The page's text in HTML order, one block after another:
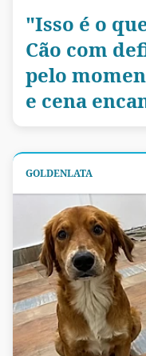
"Isso é o
Cão com
pelo
e cena
GOLDENLATA